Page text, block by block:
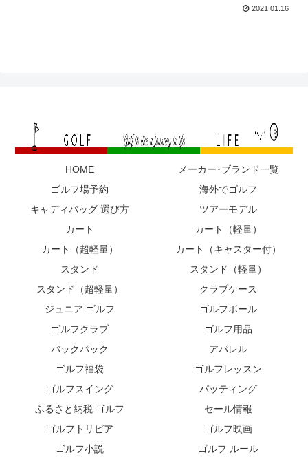
2021.01.16
HOME
メーカー･ブランド一覧
ゴルフ場予約
海外でゴルフ
キャディバッグ 選び方
ツアーモデル
カート
カート（軽量）
カート（超軽量）
カート（キャスター付）
スタンド
スタンド（軽量）
スタンド（超軽量）
クラブケース
ジュニア ゴルフ
ゴルフボール
ゴルフクラブ
ゴルフ用品
バックパック
アパレル
ゴルフ福袋
ゴルフレッスン
ゴルフスイング
パッティング
ふるさと納税 ゴルフ
セール情報
ゴルフトリビア
ゴルフ映画
ゴルフ小説
ゴルフ ルール